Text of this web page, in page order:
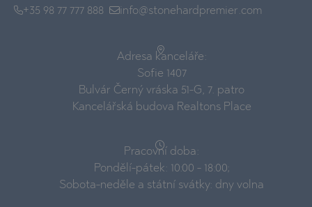
+35 98 77 777 888
info@stonehardpremier.com
Adresa kanceláře:
Sofie 1407
Bulvár Černý vráska 51-G, 7. patro
Kancelářská budova Realtons Place
Pracovní doba:
Pondělí-pátek: 10:00 - 18:00;
Sobota-neděle a státní svátky: dny volna